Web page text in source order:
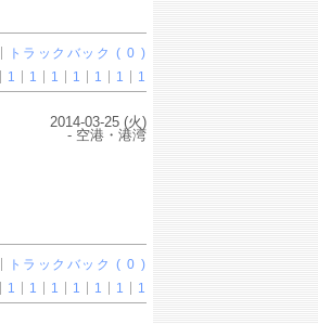
トラックバック ( 0 )
1 1 1 1 1 1 1
2014-03-25 (火)
- 空港・港湾
トラックバック ( 0 )
1 1 1 1 1 1 1